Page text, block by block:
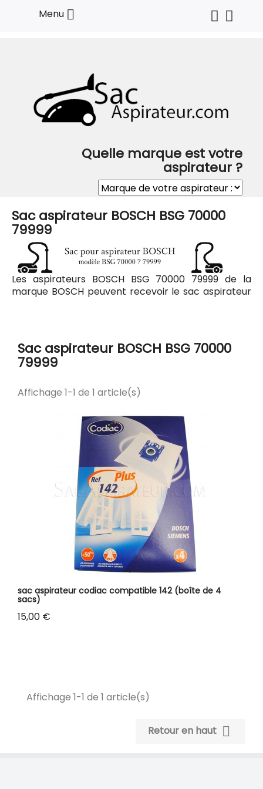
Menu 
Quelle marque est votre
aspirateur ?
Sac aspirateur BOSCH BSG 70000
79999
Les aspirateurs BOSCH BSG 70000 79999 de la
marque BOSCH peuvent recevoir le sac aspirateur
dessous.
Sac aspirateur BOSCH BSG 70000
79999
Affichage 1-1 de 1 article(s)
sac aspirateur codiac compatible 142 (boîte de 4
sacs)
Prix
15,00 €
Affichage 1-1 de 1 article(s)
Retour en haut 